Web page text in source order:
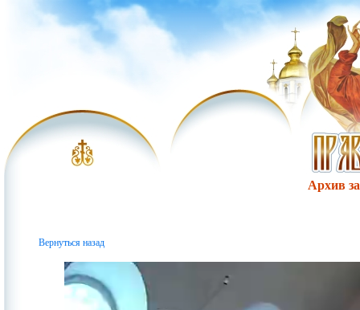
Архив
Вернуться назад